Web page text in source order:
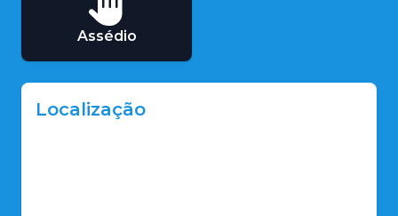
Assédio
Localização